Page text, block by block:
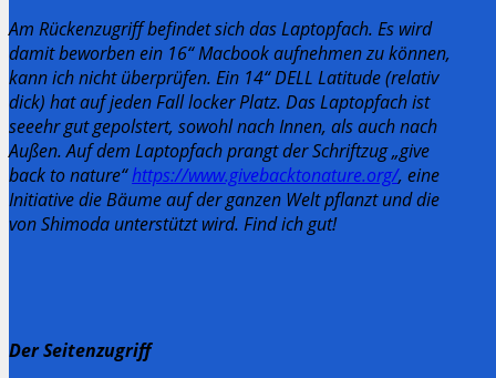
Am Rückenzugriff befindet sich das Laptopfach. Es wird
damit beworben ein 16“ Macbook aufnehmen zu können,
kann ich nicht überprüfen. Ein 14“ DELL Latitude (relativ
dick) hat auf jeden Fall locker Platz. Das Laptopfach ist
seeehr gut gepolstert, sowohl nach Innen, als auch nach
Außen. Auf dem Laptopfach prangt der Schriftzug „give
back to nature“https://www.givebacktonature.org/, eine
Initiative die Bäume auf der ganzen Welt pflanzt und die
von Shimoda unterstützt wird. Find ich gut!
Der Seitenzugriff